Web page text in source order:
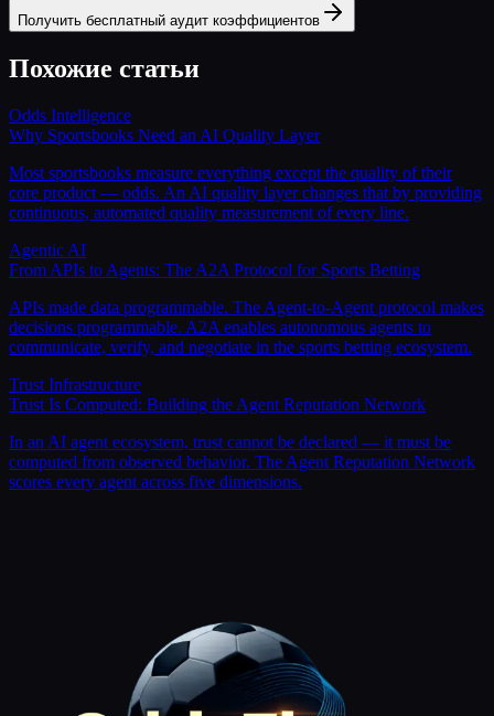
Получить бесплатный аудит коэффициентов
Похожие статьи
Odds Intelligence
Why Sportsbooks Need an AI Quality Layer
Most sportsbooks measure everything except the quality of their
core product — odds. An AI quality layer changes that by providing
continuous, automated quality measurement of every line.
Agentic AI
From APIs to Agents: The A2A Protocol for Sports Betting
APIs made data programmable. The Agent-to-Agent protocol makes
decisions programmable. A2A enables autonomous agents to
communicate, verify, and negotiate in the sports betting ecosystem.
Trust Infrastructure
Trust Is Computed: Building the Agent Reputation Network
In an AI agent ecosystem, trust cannot be declared — it must be
computed from observed behavior. The Agent Reputation Network
scores every agent across five dimensions.